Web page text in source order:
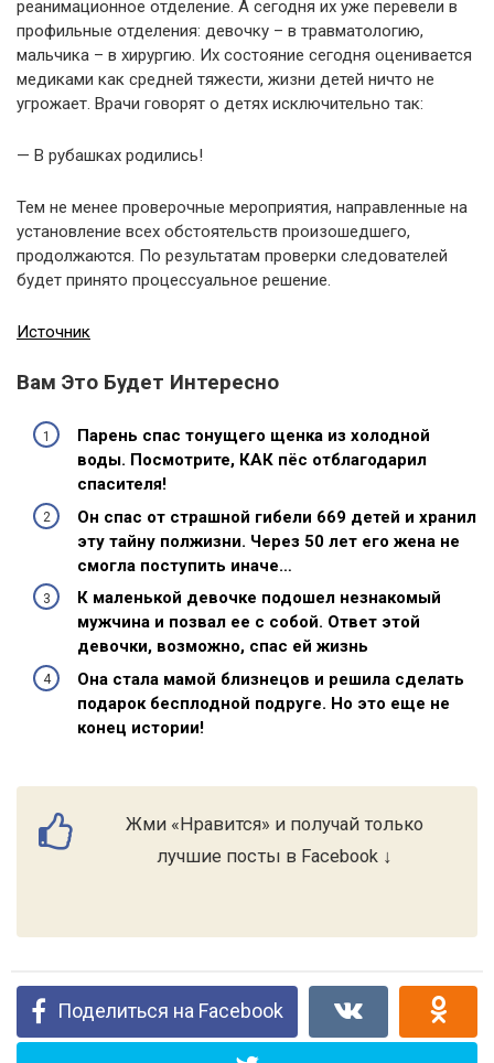
реанимационное отделение. А сегодня их уже перевели в
профильные отделения: девочку – в травматологию,
мальчика – в хирургию. Их состояние сегодня оценивается
медиками как средней тяжести, жизни детей ничто не
угрожает. Врачи говорят о детях исключительно так:
— В рубашках родились!
Тем не менее проверочные мероприятия, направленные на
установление всех обстоятельств произошедшего,
продолжаются. По результатам проверки следователей
будет принято процессуальное решение.
Источник
Вам Это Будет Интересно
Парень спас тонущего щенка из холодной
воды. Посмотрите, КАК пёс отблагодарил
спасителя!
Он спас от страшной гибели 669 детей и хранил
эту тайну полжизни. Через 50 лет его жена не
смогла поступить иначе…
К маленькой девочке подошел незнакомый
мужчина и позвал ее с собой. Ответ этой
девочки, возможно, спас ей жизнь
Она стала мамой близнецов и решила сделать
подарок бесплодной подруге. Но это еще не
конец истории!
Жми «Нравится» и получай только
лучшие посты в Facebook ↓
Поделиться на Facebook